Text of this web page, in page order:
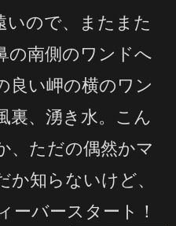
いので、またまた
の南側のワンドへ
良い岬の横のワン
裏、湧き水。こん
、ただの偶然かマ
か知らないけど、
ーバースタート！